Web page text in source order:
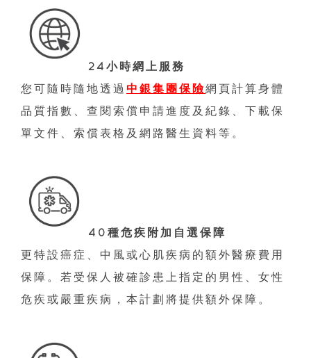
24小時網上服務
您可隨時隨地透過 中銀集團保險網頁計算身體
品質指數、查閱索償申請進度及紀錄、下載保
單文件、索償表格及網路醫生資料等。
40種危疾附加自選保障
更特設癌症、中風或心肌疾病的額外醫療費用
保障。若受保人被確診患上指定的男性、女性
危疾或嚴重疾病，本計劃將提供額外保障。